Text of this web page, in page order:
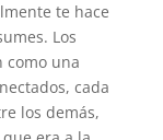
te hace
Los
como una
cada
los demás,